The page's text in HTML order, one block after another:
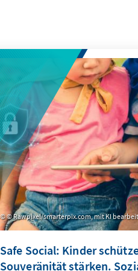
© Rawpixel/smarterpix.com, mit KI
Safe Social: Kinder
Souveränität stärken.